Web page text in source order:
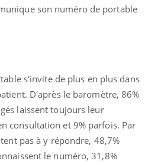
son numéro de portable
s'invite de plus en plus dans
D'après le baromètre, 86%
laissent toujours leur
consultation et 9% parfois. Par
pas à y répondre, 48,7%
le numéro, 31,8%